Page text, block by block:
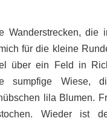
Wanderstrecken, die
für die kleine
über ein Feld in
sumpfige Wiese,
lila Blumen.
Wieder ist